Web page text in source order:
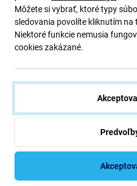
Kvalita: Aftermarket–
Aftermarket je vyrobený
špecifikácií a materiálov ako
rozdiely vo funkčnosti,
o kvalite dozvedieť viac,
kvalite venujeme
Môžete si vybrať, ktoré typy
sledovania povolíte kliknutím na
Niektoré funkcie nemusia
cookies zakázané.